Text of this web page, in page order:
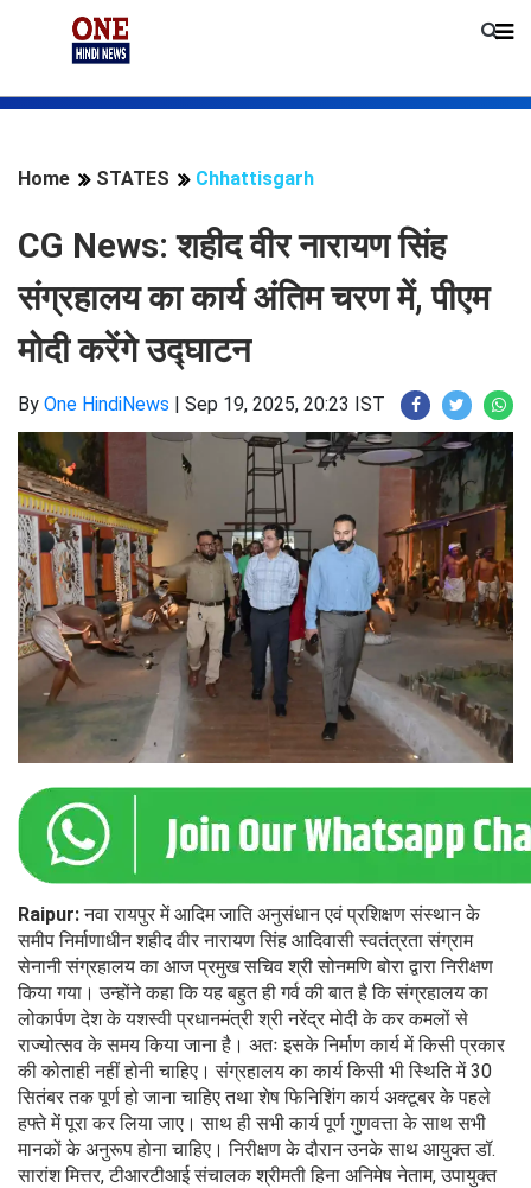
Home STATES Chhattisgarh
CG News: शहीद वीर नारायण सिंह
संग्रहालय का कार्य अंतिम चरण में, पीएम
मोदी करेंगे उद्घाटन
By One HindiNews | Sep 19, 2025, 20:23 IST
Raipur:नवा रायपुर में आदिम जाति अनुसंधान एवं प्रशिक्षण संस्थान के
समीप निर्माणाधीन शहीद वीर नारायण सिंह आदिवासी स्वतंत्रता संग्राम
सेनानी संग्रहालय का आज प्रमुख सचिव श्री सोनमणि बोरा द्वारा निरीक्षण
किया गया। उन्होंने कहा कि यह बहुत ही गर्व की बात है कि संग्रहालय का
लोकार्पण देश के यशस्वी प्रधानमंत्री श्री नरेंद्र मोदी के कर कमलों से
राज्योत्सव के समय किया जाना है। अतः इसके निर्माण कार्य में किसी प्रकार
की कोताही नहीं होनी चाहिए। संग्रहालय का कार्य किसी भी स्थिति में 30
सितंबर तक पूर्ण हो जाना चाहिए तथा शेष फिनिशिंग कार्य अक्टूबर के पहले
हफ्ते में पूरा कर लिया जाए। साथ ही सभी कार्य पूर्ण गुणवत्ता के साथ सभी
मानकों के अनुरूप होना चाहिए। निरीक्षण के दौरान उनके साथ आयुक्त डॉ.
सारांश मित्तर, टीआरटीआई संचालक श्रीमती हिना अनिमेष नेताम, उपायुक्त